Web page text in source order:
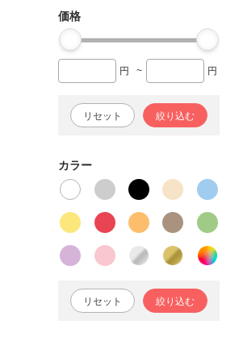
価格
円 ~ 円
リセット 絞り込む
カラー
リセット 絞り込む